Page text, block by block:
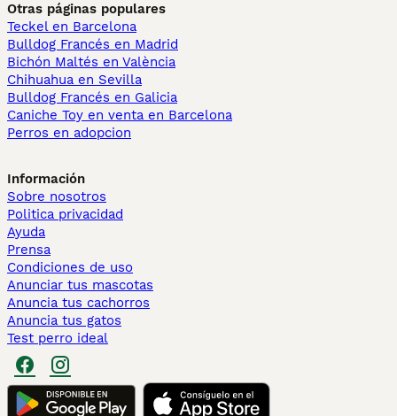
Otras páginas populares
Teckel en Barcelona
Bulldog Francés en Madrid
Bichón Maltés en València
Chihuahua en Sevilla
Bulldog Francés en Galicia
Caniche Toy en venta en Barcelona
Perros en adopcion
Información
Sobre nosotros
Politica privacidad
Ayuda
Prensa
Condiciones de uso
Anunciar tus mascotas
Anuncia tus cachorros
Anuncia tus gatos
Test perro ideal